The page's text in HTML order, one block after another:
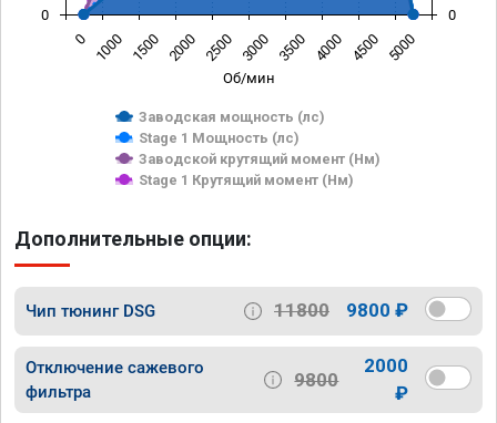
Об/мин
Заводская мощность (лс)
Stage 1 Мощность (лс)
Заводской крутящий момент (Нм)
Stage 1 Крутящий момент (Нм)
0 1000 1500 2000 2500 3000 3500 4000 4500 5000
0 0
Дополнительные опции:
Чип тюнинг DSG 11800 9800 ₽
Отключение сажевого
фильтра
9800
2000
₽